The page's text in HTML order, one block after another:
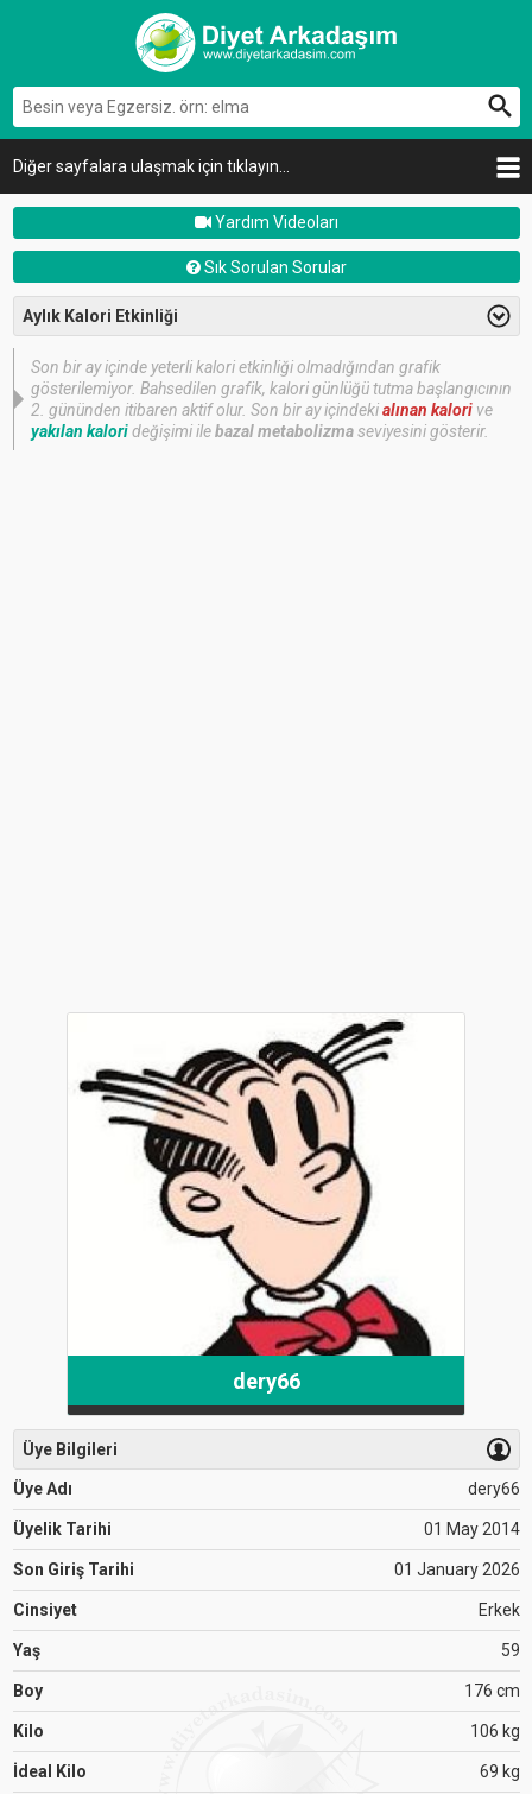
Diğer sayfalara ulaşmak için tıklayın...
Yardım Videoları
Sık Sorulan Sorular
Aylık Kalori Etkinliği
Son bir ay içinde yeterli kalori etkinliği olmadığından grafik
gösterilemiyor. Bahsedilen grafik, kalori günlüğü tutma başlangıcının
2. gününden itibaren aktif olur. Son bir ay içindekialınan kalorive
yakılan kalorideğişimi ilebazal metabolizmaseviyesini gösterir.
dery66
Üye Bilgileri
Üye Adı dery66
Üyelik Tarihi 01 May 2014
Son Giriş Tarihi 01 January 2026
Cinsiyet Erkek
Yaş 59
Boy 176 cm
Kilo 106 kg
İdeal Kilo 69 kg